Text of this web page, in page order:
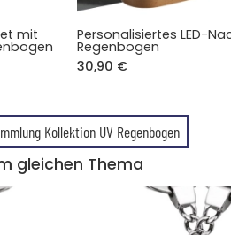
mit Personalisiertes LED-
Regenbogen
30,90 €
Kollektion UV Regenbogen
gleichen Thema